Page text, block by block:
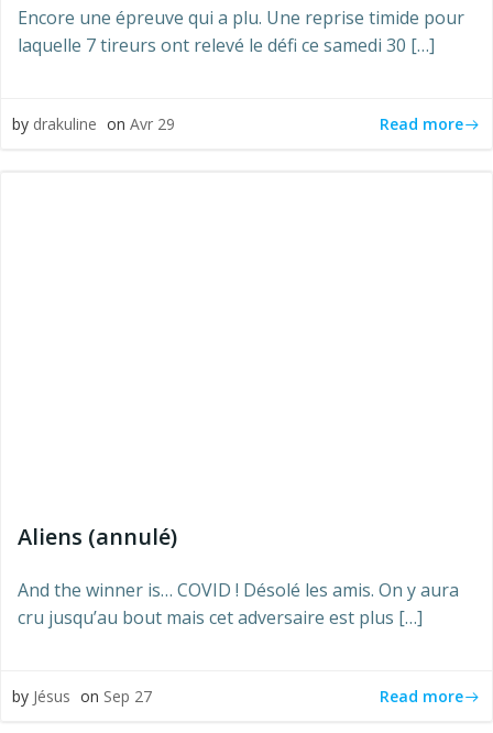
Encore une épreuve qui a plu. Une reprise timide pour
laquelle 7 tireurs ont relevé le défi ce samedi 30 […]
by drakuline on Avr 29 Read more
Aliens (annulé)
And the winner is… COVID ! Désolé les amis. On y aura
cru jusqu’au bout mais cet adversaire est plus […]
by Jésus on Sep 27 Read more